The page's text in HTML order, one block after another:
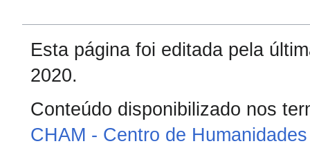
Esta página foi editada pela
2020.
Conteúdo disponibilizado nos
CHAM - Centro de